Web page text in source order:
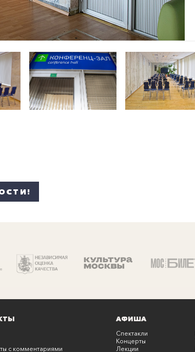
с комментариями
АФИША
Спектакли
Концерты
Лекции